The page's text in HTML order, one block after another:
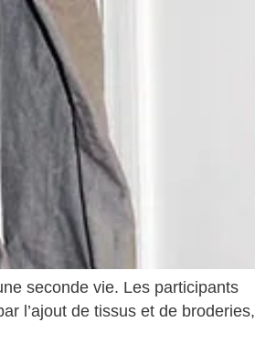
seconde vie. Les participants
l’ajout de tissus et de broderies,